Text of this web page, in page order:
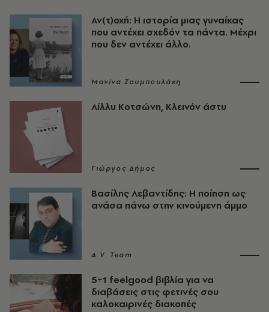
Αν(τ)οχή: Η ιστορία μιας γυναίκας
που αντέχει σχεδόν τα πάντα. Μέχρι
που δεν αντέχει άλλο.
Μανίνα Ζουμπουλάκη
Λίλλυ Κοτσώνη, Κλεινόν άστυ
Γιώργος Δήμος
Βασίλης Λεβαντίδης: Η ποίηση ως
ανάσα πάνω στην κινούμενη άμμο
A.V. Team
5+1 feelgood βιβλία για να
διαβάσεις στις φετινές σου
καλοκαιρινές διακοπές